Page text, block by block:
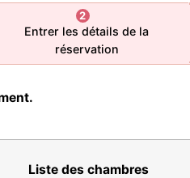
2
Entrer les détails de la
réservation
Liste des chambres